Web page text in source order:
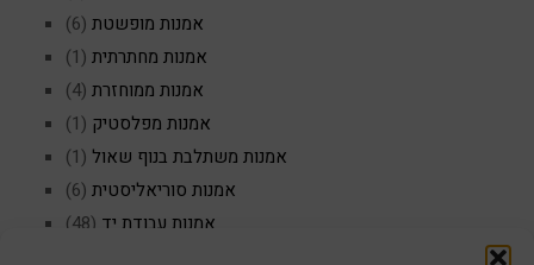
אמנות מופשטת (6)
אמנות מחתרתית (1)
אמנות ממוחזרת (4)
אמנות מפלסטיק (1)
אמנות משתלבת בנוף שאול (1)
אמנות סוריאליסטית (6)
אמנות עבודת יד (48)